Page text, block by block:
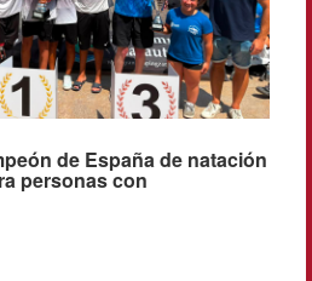
de España de natación
personas con